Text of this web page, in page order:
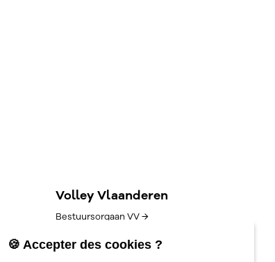
Volley Vlaanderen
Bestuursorgaan VV →
🍪 Accepter des cookies ?